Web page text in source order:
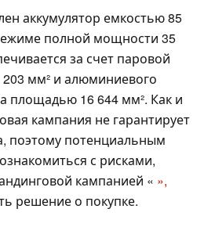
аккумулятор емкостью 85
полной мощности 35
за счет паровой
мм² и алюминиевого
площадью 16 644 мм². Как и
кампания не гарантирует
поэтому потенциальным
с рисками,
кампанией « »,
решение о покупке.